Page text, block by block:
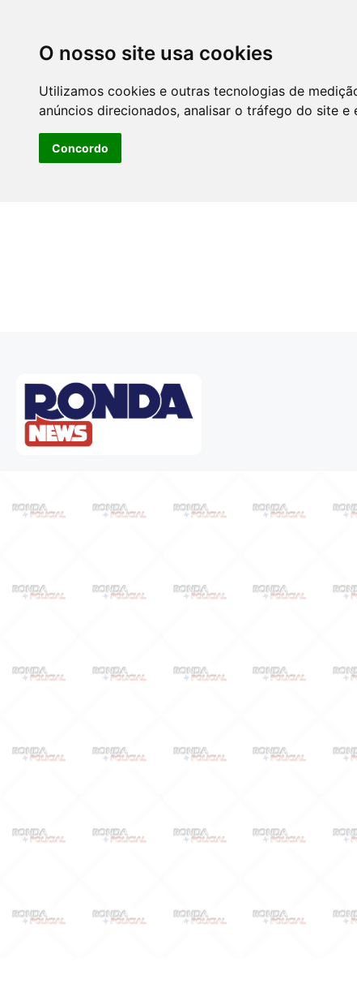
O nosso site usa cookies
Utilizamos cookies e outras tecnologias de
anúncios direcionados, analisar o tráfego do site e
Concordo